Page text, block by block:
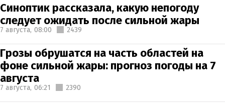
Синоптик рассказала, какую непогоду
следует ожидать после сильной жары
7 августа, 08:00 2439
Грозы обрушатся на часть областей на
фоне сильной жары: прогноз погоды на 7
августа
7 августа, 06:21 2390